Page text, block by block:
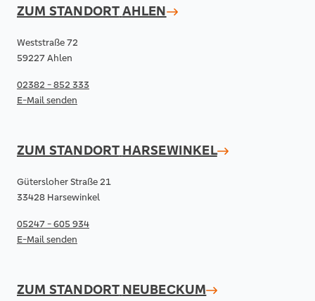
ZUM STANDORTAHLEN
Weststraße 72
59227 Ahlen
02382 - 852 333
E-Mail senden
ZUM STANDORT HARSEWINKEL
Gütersloher Straße 21
33428 Harsewinkel
05247 - 605 934
E-Mail senden
ZUM STANDORT NEUBECKUM